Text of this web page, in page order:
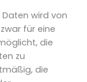
wird von
für eine
die
zu
die